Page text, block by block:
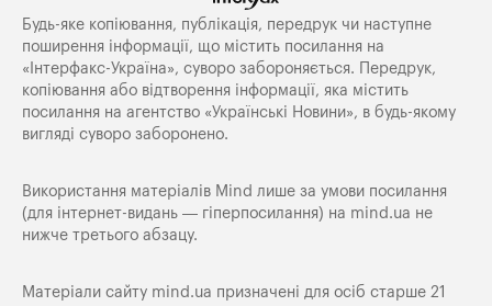
Будь-яке копiювання, публiкацiя, передрук чи наступне
поширення iнформацiї, що мiстить посилання на
«Iнтерфакс-Україна», суворо забороняється. Передрук,
копіювання або відтворення інформації, яка містить
посилання на агентство «Українські Новини», в будь-якому
вигляді суворо заборонено.
Використання матеріалів Mind лише за умови посилання
(для інтернет-видань — гіперпосилання) на mind.ua не
нижче третього абзацу.
Матеріали сайту mind.ua призначені для осіб старше 21